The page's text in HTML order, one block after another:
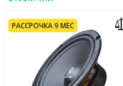
РАССРОЧКА 9 МЕС